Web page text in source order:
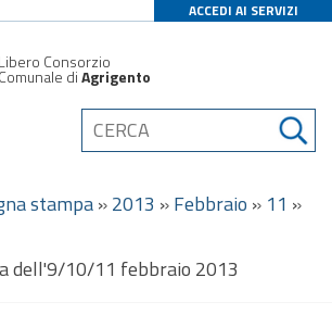
ACCEDI AI SERVIZI
Libero Consorzio
Comunale diAgrigento
stampa»2013 »Febbraio » 11 »
dell'9/10/11 febbraio 2013